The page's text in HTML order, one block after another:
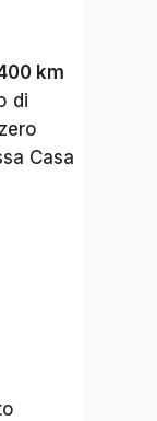
km
di
Casa